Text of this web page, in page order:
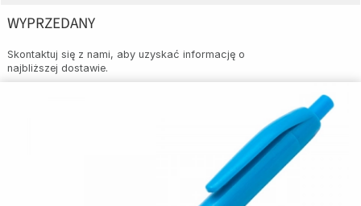
WYPRZEDANY
Skontaktuj się z nami, aby uzyskać informację o
najbliższej dostawie.